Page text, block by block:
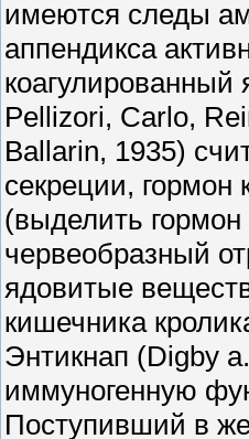
имеются следы
аппендикса
коагулированный
Pellizori, Carlo,
Ballarin, 1935)
секреции, гормон
(выделить
червеобразный
ядовитые
кишечника
Энтикнап (Digby
иммуногенную
Поступивший в